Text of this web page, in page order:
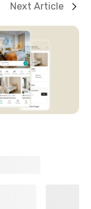
Next Article